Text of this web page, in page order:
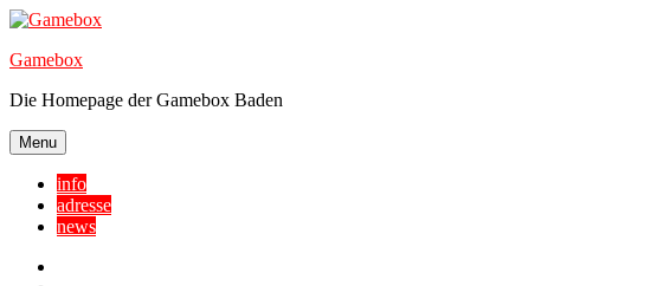
Skip
content
Gamebox
Die Homepage der Gamebox Baden
Menu
info
adresse
news